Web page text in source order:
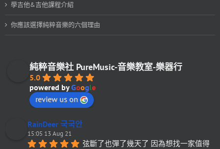
學吉他&吉他課程介紹
你應該選擇純粹音樂的六個理由
純粹音樂社 PureMusic-音樂教室-樂器行
5.0
powered byGoogle
review us on
RainDeer 국국안
15:05 13 Aug 21
弦斷了也彈了幾天了 因為想找一家值得